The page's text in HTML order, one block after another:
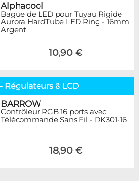
Alphacool
Bague de LED pour Tuyau Rigide
Aurora HardTube LED Ring - 16mm
Argent
10,90 €
Régulateurs & LCD
BARROW
Contrôleur RGB 16 ports avec
Télécommande Sans Fil - DK301-16
18,90 €